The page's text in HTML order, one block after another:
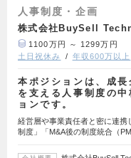
人事制度・企画
株式会社BuySell
1100万円 ～ 1299万円
土日祝休み
年収600万以上
本ポジションは、成
を支える人事制度の
ョンです。
経営層や事業責任者と密に連携
制度」「M&A後の制度統合（